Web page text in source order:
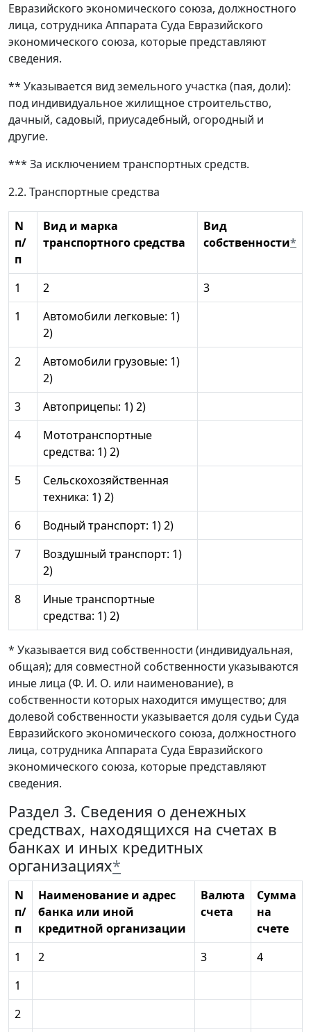
Евразийского экономического союза, должностного
лица, сотрудника Аппарата Суда Евразийского
экономического союза, которые представляют
сведения.
** Указывается вид земельного участка (пая, доли):
под индивидуальное жилищное строительство,
дачный, садовый, приусадебный, огородный и
другие.
*** За исключением транспортных средств.
2.2. Транспортные средства
N
п/
п
Вид и марка
транспортного средства
Вид
собственности*
1 2
3
1
Автомобили легковые: 1)
2)
2
Автомобили грузовые: 1)
2)
3
Автоприцепы: 1) 2)
4
Мототранспортные
средства: 1) 2)
5
Сельскохозяйственная
техника: 1) 2)
6
Водный транспорт: 1) 2)
7
Воздушный транспорт: 1)
2)
8
Иные транспортные
средства: 1) 2)
* Указывается вид собственности (индивидуальная,
общая); для совместной собственности указываются
иные лица (Ф. И. О. или наименование), в
собственности которых находится имущество; для
долевой собственности указывается доля судьи Суда
Евразийского экономического союза, должностного
лица, сотрудника Аппарата Суда Евразийского
экономического союза, которые представляют
сведения.
Раздел 3. Сведения о денежных
средствах, находящихся на счетах в
банках и иных кредитных
организациях*
N
п/
п
Наименование и адрес
банка или иной
кредитной организации
Валюта
счета
Сумма
на
счете
1
2 3
4
1
2